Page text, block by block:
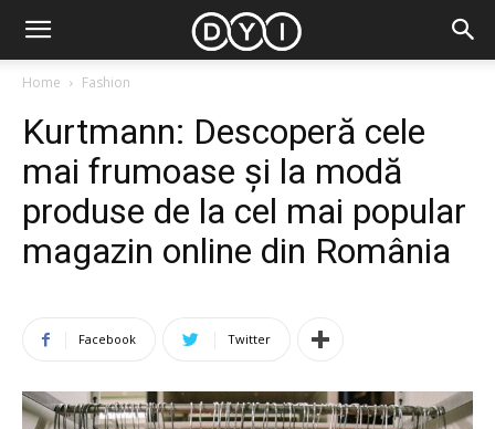
Home Fashion
Kurtmann: Descoperă cele
mai frumoase și la modă
produse de la cel mai popular
magazin online din România
Facebook Twitter